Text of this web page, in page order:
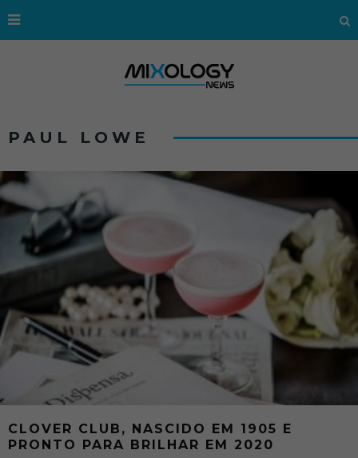
PAUL LOWE
CLOVER CLUB, NASCIDO EM 1905 E
PRONTO PARA BRILHAR EM 2020